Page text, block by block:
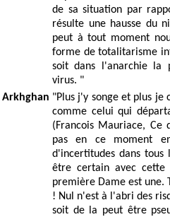
de sa situation par
résulte une hausse du
peut à tout moment
forme de totalitarisme
soit dans l'anarchie la
virus. "
Arkhghan "Plus j'y songe et plus je
comme celui qui
(Francois Mauriace, Ce
pas en ce moment
d'incertitudes dans tous
être certain avec
première Dame est une.
! Nul n'est à l'abri des
soit de la peut être